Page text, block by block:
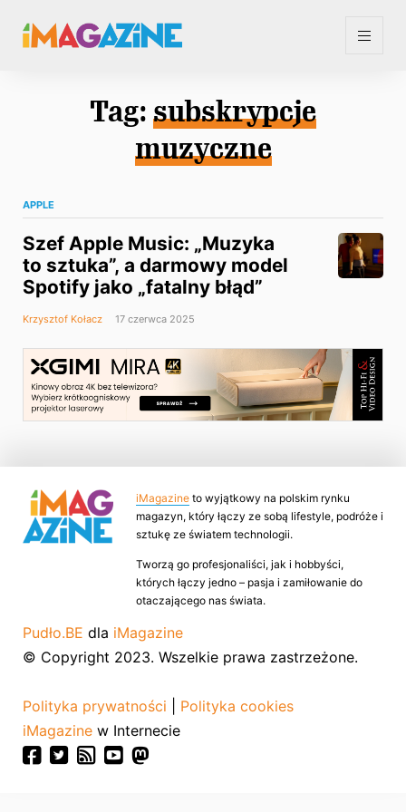
Tag: subskrypcje
muzyczne
APPLE
Szef Apple Music: „Muzyka
to sztuka”, a darmowy model
Spotify jako „fatalny błąd”
Krzysztof Kołacz 17 czerwca 2025
iMagazine to wyjątkowy na polskim rynku
magazyn, który łączy ze sobą lifestyle, podróże i
sztukę ze światem technologii.
Tworzą go profesjonaliści, jak i hobbyści,
których łączy jedno – pasja i zamiłowanie do
otaczającego nas świata.
Pudło.BE dla iMagazine
© Copyright 2023. Wszelkie prawa zastrzeżone.
Polityka prywatności
Polityka cookies
iMagazine w Internecie